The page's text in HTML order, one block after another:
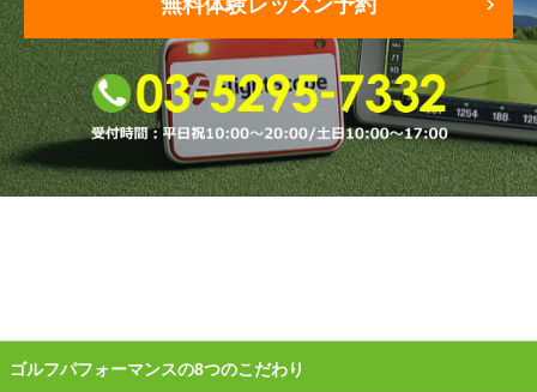
ゴルフが楽しみたい（初心者）
短期間での上達（初心者）
シングルを目指したい（中・上級者）
無料体験レッスン予約
ゴルフパフォーマンスの8つのこだわり